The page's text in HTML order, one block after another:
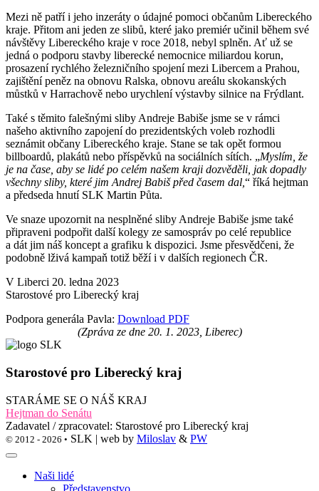
Mezi ně patří i jeho inzeráty o údajné pomoci občanům Libereckého
kraje. Přitom ani jeden ze slibů, které jako premiér učinil během své
návštěvy Libereckého kraje v roce 2018, nebyl splněn. Ať už se
jedná o podporu stavby liberecké nemocnice miliardou korun,
prosazení rychlého železničního spojení mezi Libercem a Prahou,
zajištění peněz na obnovu Ralska, obnovu areálu skokanských
můstků v Harrachově nebo urychlení výstavby silnice na Frýdlant.
Také s těmito falešnými sliby Andreje Babiše jsme se v rámci
našeho aktivního zapojení do prezidentských voleb rozhodli
seznámit občany Libereckého kraje. Stane se tak opět formou
billboardů, plakátů nebo příspěvků na sociálních sítích. „Myslím, že
je na čase, aby se lidé po celém našem kraji dozvěděli, jak dopadly
všechny sliby, které jim Andrej Babiš před časem dal,“ říká hejtman
a předseda hnutí SLK Martin Půta.
Ve snaze upozornit na nesplněné sliby Andreje Babiše jsme také
připraveni podpořit další kolegy ze samospráv po celé republice
a dát jim náš koncept a grafiku k dispozici. Jsme přesvědčeni, že
podobně lživá kampaň totiž běží i v dalších regionech ČR.
V Liberci 20. ledna 2023
Starostové pro Liberecký kraj
Podpora generála Pavla: Download PDF
(Zpráva ze dne 20. 1. 2023, Liberec)
Starostové pro Liberecký kraj
STARÁME SE O NÁŠ KRAJ
Hejtman do Senátu
Zadavatel / zpracovatel: Starostové pro Liberecký kraj
© 2012 - 2026 • SLK | web by Miloslav & PW
Naši lidé
Představenstvo